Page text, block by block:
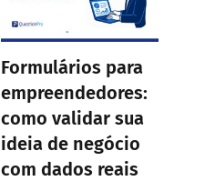
Formulários para
empreendedores:
como validar sua
ideia de negócio
com dados reais